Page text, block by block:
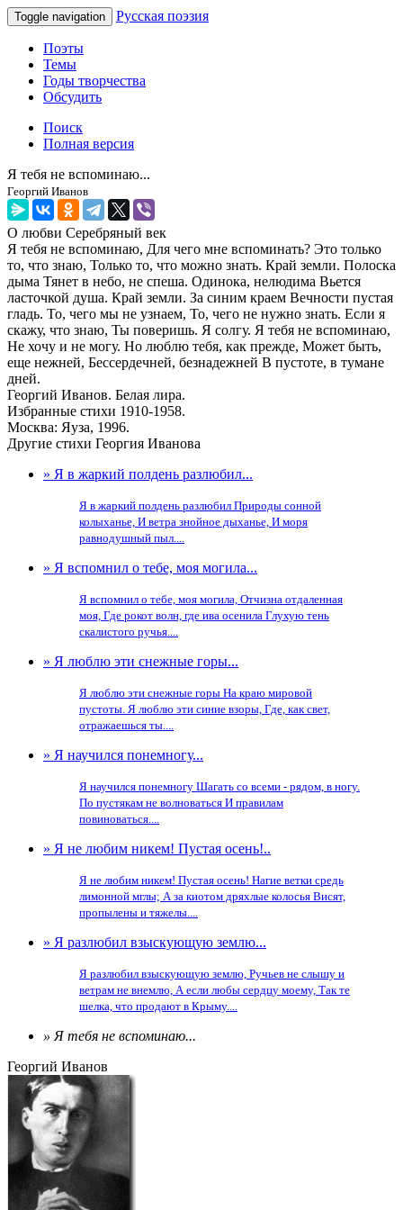
Toggle navigation Русская поэзия
Поэты
Темы
Годы творчества
Обсудить
Поиск
Полная версия
Я тебя не вспоминаю...
Георгий Иванов
О любви Серебряный век
Я тебя не вспоминаю, Для чего мне вспоминать? Это только
то, что знаю, Только то, что можно знать. Край земли. Полоска
дыма Тянет в небо, не спеша. Одинока, нелюдима Вьется
ласточкой душа. Край земли. За синим краем Вечности пустая
гладь. То, чего мы не узнаем, То, чего не нужно знать. Если я
скажу, что знаю, Ты поверишь. Я солгу. Я тебя не вспоминаю,
Не хочу и не могу. Но люблю тебя, как прежде, Может быть,
еще нежней, Бессердечней, безнадежней В пустоте, в тумане
дней.
Георгий Иванов. Белая лира.
Избранные стихи 1910-1958.
Москва: Яуза, 1996.
Другие стихи Георгия Иванова
» Я в жаркий полдень разлюбил...
Я в жаркий полдень разлюбил Природы сонной
колыханье, И ветра знойное дыханье, И моря
равнодушный пыл....
» Я вспомнил о тебе, моя могила...
Я вспомнил о тебе, моя могила, Отчизна отдаленная
моя, Где рокот волн, где ива осенила Глухую тень
скалистого ручья....
» Я люблю эти снежные горы...
Я люблю эти снежные горы На краю мировой
пустоты. Я люблю эти синие взоры, Где, как свет,
отражаешься ты....
» Я научился понемногу...
Я научился понемногу Шагать со всеми - рядом, в ногу.
По пустякам не волноваться И правилам
повиноваться....
» Я не любим никем! Пустая осень!..
Я не любим никем! Пустая осень! Нагие ветки средь
лимонной мглы; А за киотом дряхлые колосья Висят,
пропылены и тяжелы....
» Я разлюбил взыскующую землю...
Я разлюбил взыскующую землю, Ручьев не слышу и
ветрам не внемлю, А если любы сердцу моему, Так те
шелка, что продают в Крыму....
» Я тебя не вспоминаю...
Георгий Иванов